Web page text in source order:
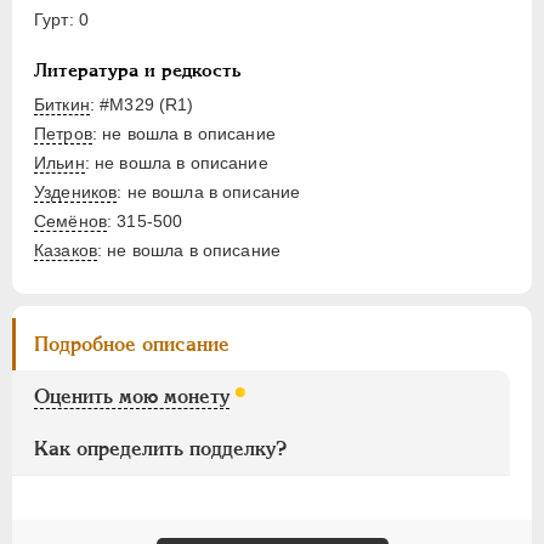
Гурт: 0
Литература и редкость
Биткин: #М329 (R1)
Петров: не вошла в описание
Ильин: не вошла в описание
Уздеников: не вошла в описание
Семёнов: 315-500
Казаков: не вошла в описание
Подробное описание
Оценить мою монету
Как определить подделку?
10 рублей (Империал)
1 рубль
Медаль
Для Финляндии
ВРЕМЕННОЕ ПРАВ. 1917-1918
ИНОСТРАННЫЕ